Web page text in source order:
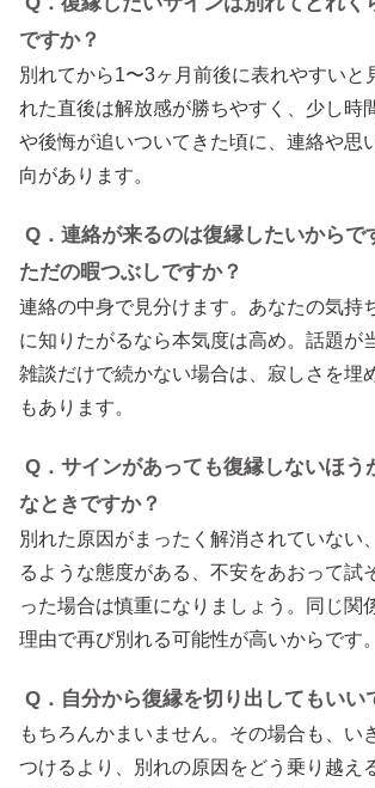
ですか？
別れてから1〜3ヶ月前後に表れやすいと
れた直後は解放感が勝ちやすく、少し時
や後悔が追いついてきた頃に、連絡や思
向があります。
Q．連絡が来るのは復縁したいからで
ただの暇つぶしですか？
連絡の中身で見分けます。あなたの気持
に知りたがるなら本気度は高め。話題が
雑談だけで続かない場合は、寂しさを埋
もあります。
Q．サインがあっても復縁しないほう
なときですか？
別れた原因がまったく解消されていない
るような態度がある、不安をあおって試
った場合は慎重になりましょう。同じ関
理由で再び別れる可能性が高いからです。
Q．自分から復縁を切り出してもいい
もちろんかまいません。その場合も、い
つけるより、別れの原因をどう乗り越え